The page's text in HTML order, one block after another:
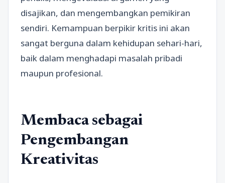
disajikan, dan mengembangkan pemikiran
sendiri. Kemampuan berpikir kritis ini akan
sangat berguna dalam kehidupan sehari-hari,
baik dalam menghadapi masalah pribadi
maupun profesional.
Membaca sebagai
Pengembangan
Kreativitas